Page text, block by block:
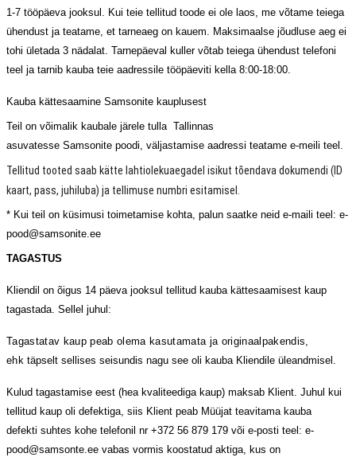
1-7 tööpäeva jooksul. Kui teie tellitud toode ei ole laos, me võtame teiega
ühendust ja teatame, et tarneaeg on kauem. Maksimaalse jõudluse aeg ei
tohi ületada 3 nädalat. Tarnepäeval kuller võtab teiega ühendust telefoni
teel ja tarnib kauba teie aadressile tööpäeviti kella 8:00-18:00.
Kauba kättesaamine Samsonite kauplusest
Teil on võimalik kaubale järele tulla Tallinnas
asuvatesse Samsonite poodi, väljastamise aadressi teatame e-meili teel.
Tellitud tooted saab kätte lahtiolekuaegadel isikut tõendava dokumendi (ID
kaart, pass, juhiluba) ja tellimuse numbri esitamisel.
* Kui teil on küsimusi toimetamise kohta, palun saatke neid e-maili teel: e-
pood@samsonite.ee
TAGASTUS
Kliendil on õigus 14 päeva jooksul tellitud kauba kättesaamisest kaup
tagastada. Sellel juhul:
Tagastatav kaup peab olema kasutamata ja originaalpakendis,
ehktäpselt sellises seisundis nagu see oli kauba Kliendile üleandmisel.
Kulud tagastamise eest (hea kvaliteediga kaup) maksab Klient. Juhul kui
tellitud kaup oli defektiga, siis Klient peab Müüjat teavitama kauba
defekti suhtes kohe telefonil nr +372 56 879 179 või e-posti teel: e-
pood@samsonte.ee vabas vormis koostatud aktiga, kus on